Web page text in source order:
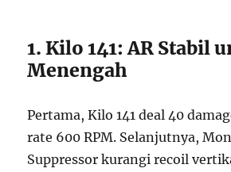
1. Kilo 141: AR Stabil
Menengah
Pertama, Kilo 141 deal 40
rate 600 RPM. Selanjutnya,
Suppressor kurangi recoil